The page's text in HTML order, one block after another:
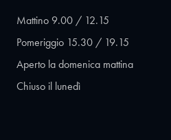
Mattino 9.00 / 12.15
Pomeriggio 15.30 / 19.15
Aperto la domenica mattina
Chiuso il lunedì